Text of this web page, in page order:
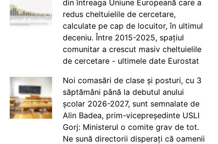
din întreaga Uniune Europeană care a
redus cheltuielile de cercetare,
calculate pe cap de locuitor, în ultimul
deceniu. Între 2015-2025, spațiul
comunitar a crescut masiv cheltuielile
de cercetare - ultimele date Eurostat
Noi comasări de clase și posturi, cu 3
săptămâni până la debutul anului
școlar 2026-2027, sunt semnalate de
Alin Badea, prim-vicepreședinte USLI
Gorj: Ministerul o comite grav de tot.
Ne sună directorii disperați că oamenii